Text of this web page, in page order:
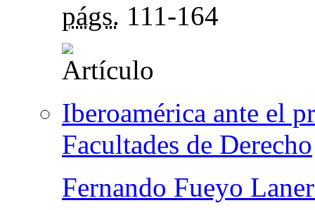
págs. 111-164
Iberoamérica ante el
Facultades de Derecho
Fernando Fueyo